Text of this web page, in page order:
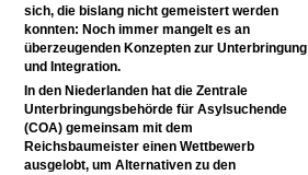
sich, die bislang nicht gemeistert werden
konnten: Noch immer mangelt es an
überzeugenden Konzepten zur Unterbringung
und Integration.
In den Niederlanden hat die Zentrale
Unterbringungsbehörde für Asylsuchende
(COA) gemeinsam mit dem
Reichsbaumeister einen Wettbewerb
ausgelobt, um Alternativen zu den